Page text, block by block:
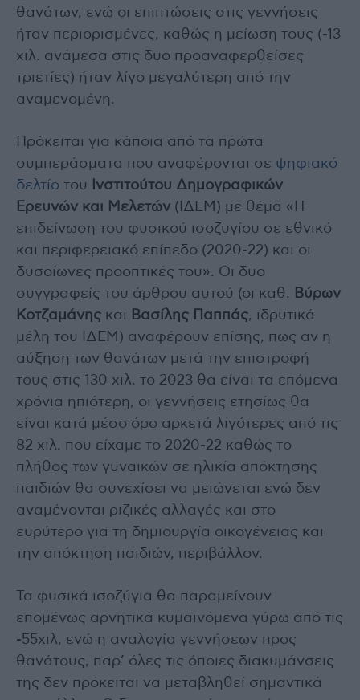
θανάτων, ενώ οι επιπτώσεις στις γεννήσεις
ήταν περιορισμένες, καθώς η μείωση τους (-13
χιλ. ανάμεσα στις δυο προαναφερθείσες
τριετίες) ήταν λίγο μεγαλύτερη από την
αναμενομένη.
Πρόκειται για κάποια από τα πρώτα
συμπεράσματα που αναφέρονται σε ψηφιακό
δελτίο του
Ινστιτούτου Δημογραφικών
Ερευνών και Μελετών (ΙΔΕΜ) με θέμα «Η
επιδείνωση του φυσικού ισοζυγίου σε εθνικό
και περιφερειακό επίπεδο (2020-22) και οι
δυσοίωνες προοπτικές του». Οι δυο
συγγραφείς του άρθρου αυτού (οι καθ.
Βύρων
Κοτζαμάνης και Βασίλης Παππάς, ιδρυτικά
μέλη του ΙΔΕΜ) αναφέρουν επίσης, πως αν η
αύξηση των θανάτων μετά την επιστροφή
τους στις 130 χιλ. το 2023 θα είναι τα επόμενα
χρόνια ηπιότερη, οι γεννήσεις ετησίως θα
είναι κατά μέσο όρο αρκετά λιγότερες από τις
82 χιλ. που είχαμε το 2020-22 καθώς το
πλήθος των γυναικών σε ηλικία απόκτησης
παιδιών θα συνεχίσει να μειώνεται ενώ δεν
αναμένονται ριζικές αλλαγές και στο
ευρύτερο για τη δημιουργία οικογένειας και
την απόκτηση παιδιών, περιβάλλον.
Τα φυσικά ισοζύγια θα παραμείνουν
επομένως αρνητικά κυμαινόμενα γύρω από τις
-55χιλ, ενώ η αναλογία γεννήσεων προς
θανάτους, παρ’ όλες τις όποιες διακυμάνσεις
της δεν πρόκειται να μεταβληθεί σημαντικά